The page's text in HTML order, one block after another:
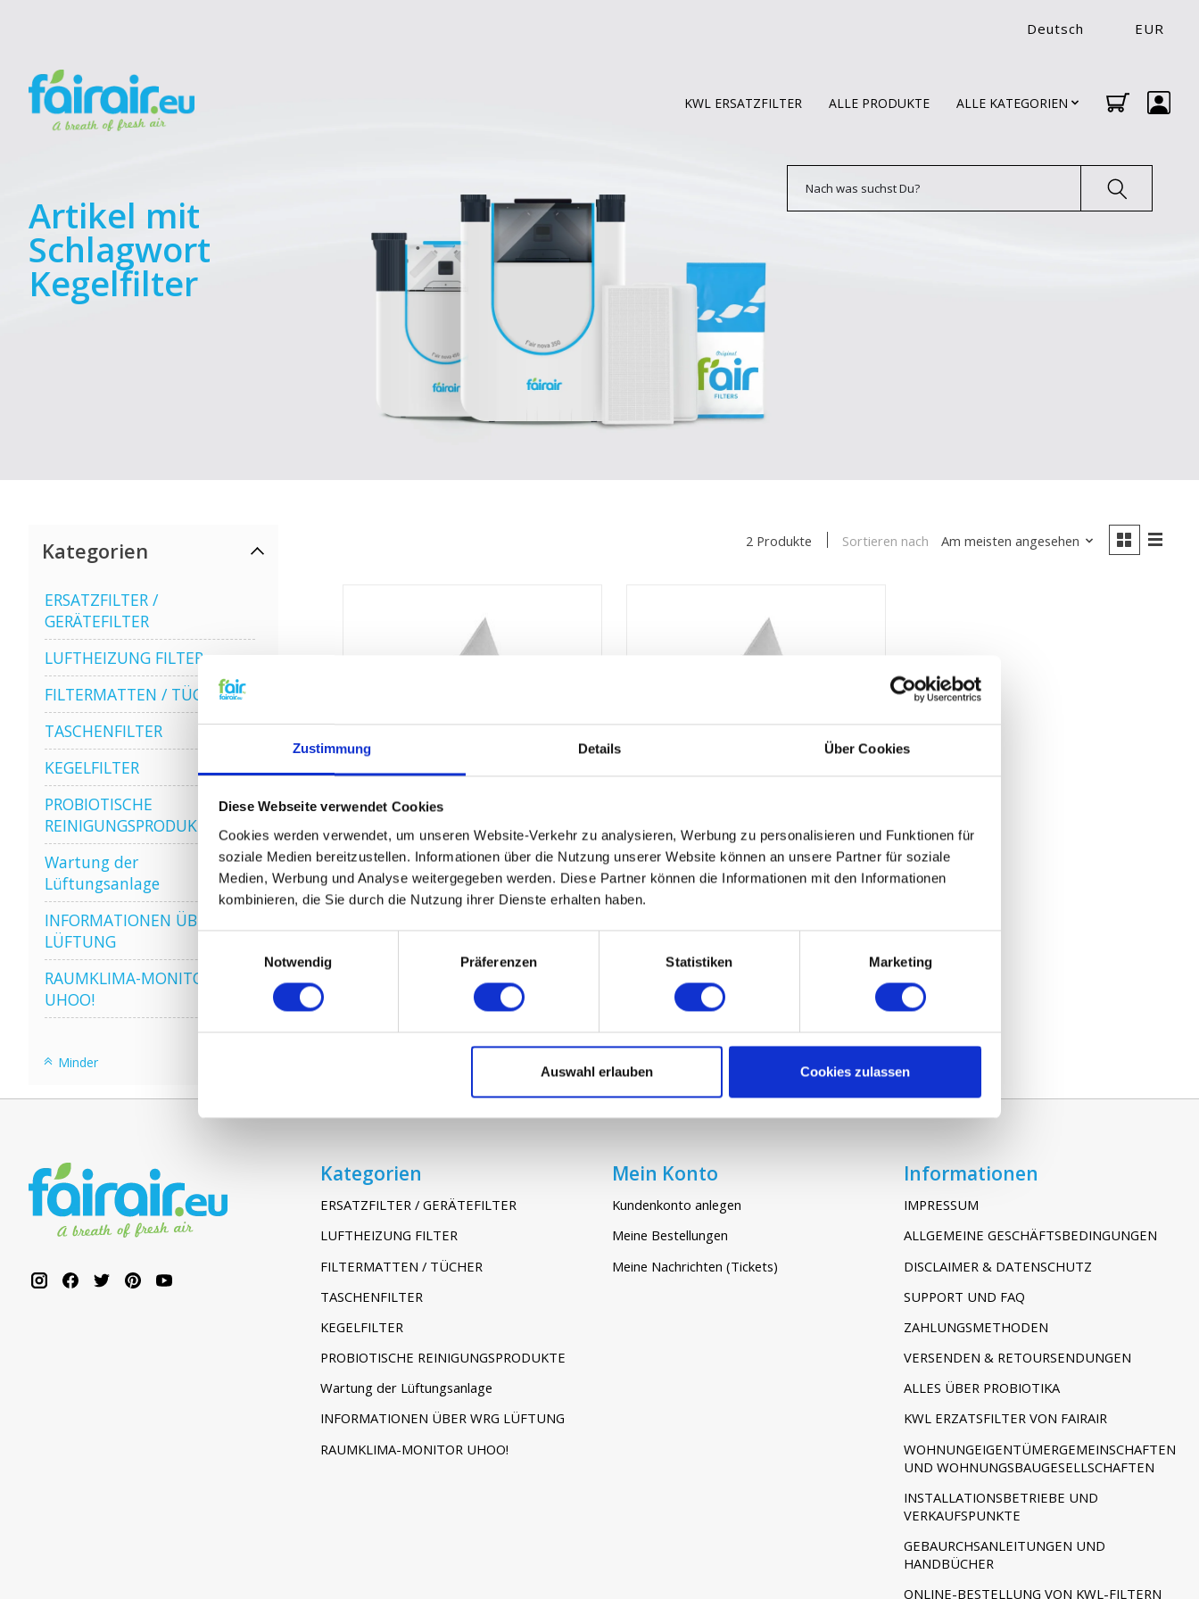
Zustimmung Details Über Cookies
Diese Webseite verwendet Cookies
Cookies werden verwendet, um unseren Website-Verkehr zu analysieren, Werbung zu personalisieren und Funktionen für
soziale Medien bereitzustellen. Informationen über die Nutzung unserer Website können an unsere Partner für soziale
Medien, Werbung und Analyse weitergegeben werden. Diese Partner können die Informationen mit den Informationen
kombinieren, die Sie durch die Nutzung ihrer Dienste erhalten haben.
Notwendig
Präferenzen Statistiken Marketing
Auswahl erlauben Cookies zulassen
Deutsch EUR
KWL ERSATZFILTER ALLE PRODUKTE ALLE KATEGORIEN
Artikel mit
Schlagwort
Kegelfilter
Kategorien
ERSATZFILTER /
GERÄTEFILTER
LUFTHEIZUNG FILTER
FILTERMATTEN / TÜCHER
TASCHENFILTER
KEGELFILTER
PROBIOTISCHE
REINIGUNGSPRODUKTE
Wartung der
Lüftungsanlage
INFORMATIONEN ÜBER WRG
LÜFTUNG
RAUMKLIMA-MONITOR
UHOO!
Minder
2 Produkte Sortieren nach Am meisten angesehen
DN 125 (1 Stück - G3)
€2,75
DN 160 (1 Stück - G3)
€2,75
Kategorien
ERSATZFILTER / GERÄTEFILTER
LUFTHEIZUNG FILTER
FILTERMATTEN / TÜCHER
TASCHENFILTER
KEGELFILTER
PROBIOTISCHE REINIGUNGSPRODUKTE
Wartung der Lüftungsanlage
INFORMATIONEN ÜBER WRG LÜFTUNG
RAUMKLIMA-MONITOR UHOO!
Mein Konto
Kundenkonto anlegen
Meine Bestellungen
Meine Nachrichten (Tickets)
Informationen
IMPRESSUM
ALLGEMEINE GESCHÄFTSBEDINGUNGEN
DISCLAIMER & DATENSCHUTZ
SUPPORT UND FAQ
ZAHLUNGSMETHODEN
VERSENDEN & RETOURSENDUNGEN
ALLES ÜBER PROBIOTIKA
KWL ERZATSFILTER VON FAIRAIR
WOHNUNGEIGENTÜMERGEMEINSCHAFTEN
UND WOHNUNGSBAUGESELLSCHAFTEN
INSTALLATIONSBETRIEBE UND
VERKAUFSPUNKTE
GEBAURCHSANLEITUNGEN UND
HANDBÜCHER
ONLINE-BESTELLUNG VON KWL-FILTERN